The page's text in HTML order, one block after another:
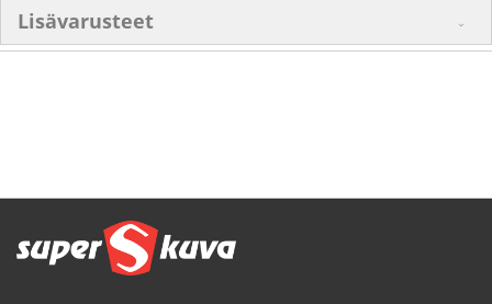
Lisävarusteet